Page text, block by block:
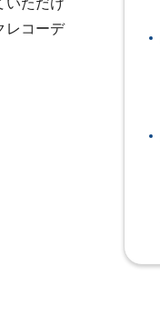
いただけ
レコーデ